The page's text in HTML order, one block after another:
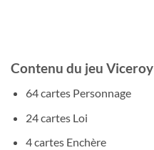
Contenu du jeu Viceroy
64 cartes Personnage
24 cartes Loi
4 cartes Enchère